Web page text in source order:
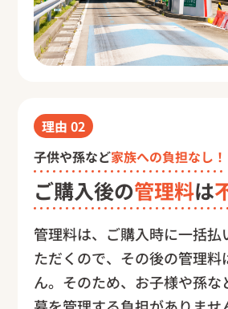
理由 02
子供や孫など家族への負担なし！
ご購入後の管理料は
管理料は、ご購入時に一括払
ただくので、その後の管理料
ん。そのため、お子様や孫な